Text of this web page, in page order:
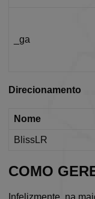
_ga
Direcionamento
Nome
BlissLR
COMO